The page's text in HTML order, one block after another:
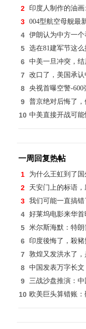
2 印度人制作的油
3 004型航空母舰最
4 伊朗认为中方一
5 选在81建军节这
6 中美一旦冲突，
7 改口了，美国承认
8 央视首曝空警-
9 普京绝对后悔了
10 中美直接开战可
一周回复热帖
1 为什么王虹到了国
2 天安门上的标语
3 我们可能一直搞
4 好莱坞电影来华
5 米尔斯海默：特
6 印度後悔了，殺
7 敦煌又发洪水了
8 中国发表万字长
9 三战沙盘推演：
10 欧美巨头算错账